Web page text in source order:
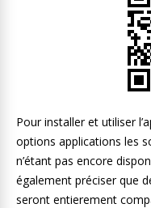
Pour installer et utiliser
options applications les
n’étant pas encore
également préciser que
seront entierement